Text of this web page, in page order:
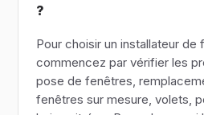
?
Pour choisir un installateur de
commencez par vérifier les
pose de fenêtres,
fenêtres sur mesure, volets,